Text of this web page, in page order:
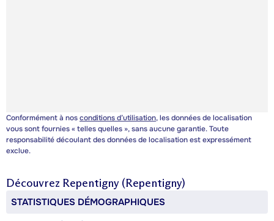
Conformément à nosconditions d’utilisation, les données de localisation
vous sont fournies « telles quelles », sans aucune garantie. Toute
responsabilité découlant des données de localisation est expressément
exclue.
Découvrez Repentigny (Repentigny)
STATISTIQUES DÉMOGRAPHIQUES